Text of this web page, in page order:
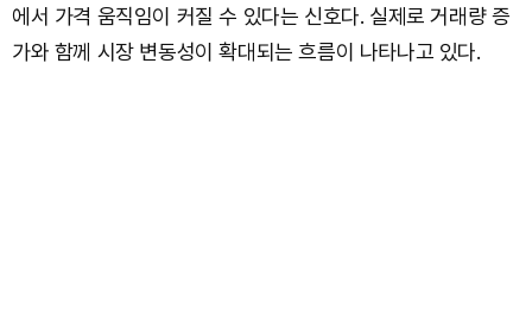
에서 가격 움직임이 커질 수 있다는 신호다. 실제로 거래량 증
가와 함께 시장 변동성이 확대되는 흐름이 나타나고 있다.